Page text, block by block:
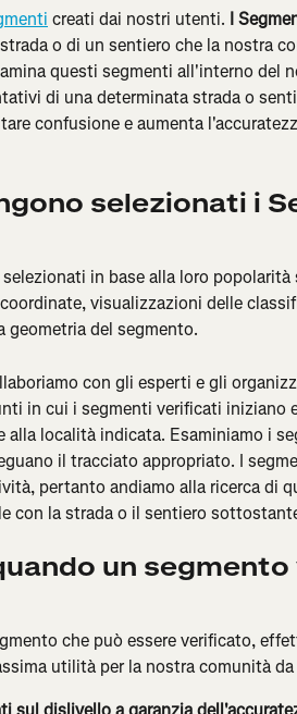
creati dai nostri utenti. I
o di un sentiero che la nostra
questi segmenti all'interno del
di una determinata strada o
confusione e aumenta
selezionati i
in base alla loro
visualizzazioni delle
del segmento.
con gli esperti e gli
in cui i segmenti verificati iniziano
località indicata. Esaminiamo i
il tracciato appropriato. I
pertanto andiamo alla ricerca di
con la strada o il sentiero
un segmento
che può essere verificato,
utilità per la nostra comunità